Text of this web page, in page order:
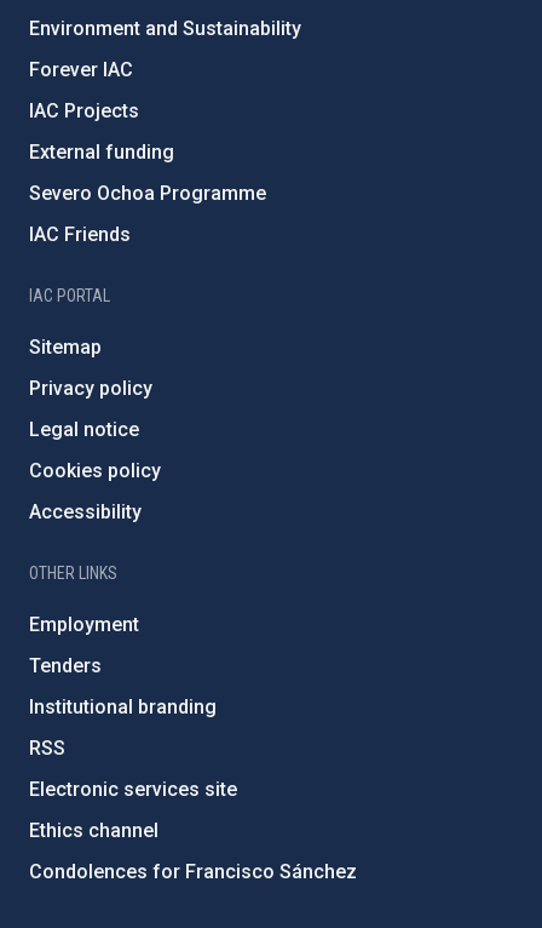
Environment and Sustainability
Forever IAC
IAC Projects
External funding
Severo Ochoa Programme
IAC Friends
IAC PORTAL
Sitemap
Privacy policy
Legal notice
Cookies policy
Accessibility
OTHER LINKS
Employment
Tenders
Institutional branding
RSS
Electronic services site
Ethics channel
Condolences for Francisco Sánchez